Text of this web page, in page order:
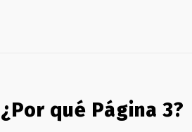
¿Por qué Página 3?